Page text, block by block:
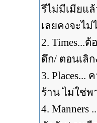
รึไม่มีเมียแ
เลยคงจะไม่
2. Times...
ดึก/ ตอนเลิ
3. Places...
ร้าน ไม่ใช่
4.